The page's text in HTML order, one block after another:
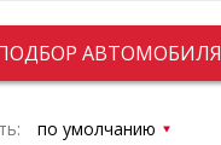
АВТОМОБИЛЯ